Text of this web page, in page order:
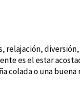
relajación,
es el estar
colada o una buena